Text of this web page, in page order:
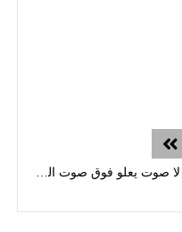
قمة منتظرة أرسنال ضد أولمبياكوس لا صوت يعلو فوق صوت المباراة!